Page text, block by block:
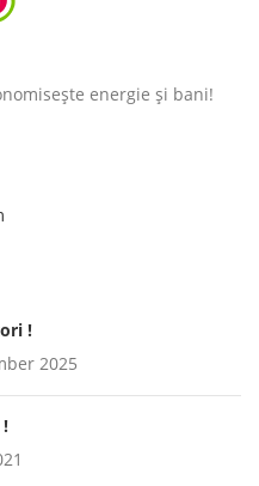
energie și bani!
!
2025